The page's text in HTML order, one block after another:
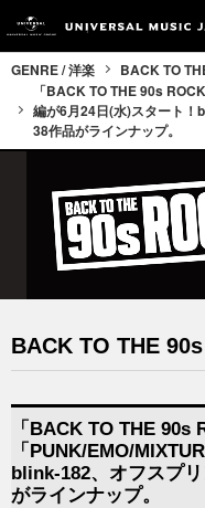
GENRE / 洋楽 BACK TO
「BACK TO THE 90s
編が6月24日(水)スタート！
38作品がラインナップ。
BACK TO THE
「BACK TO THE 90s
「PUNK/EMO/
blink-182、オフスプ
がラインナップ。